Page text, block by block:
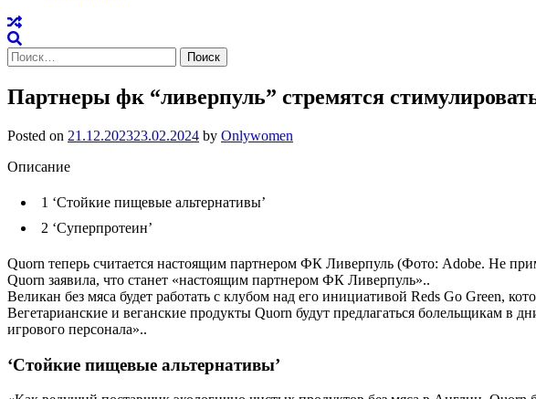
Найти:
Партнеры фк “ливерпуль” стремятся
Posted on 21.12.202323.02.2024 by Onlywomen
Описание
1 ‘Стойкие пищевые альтернативы’
2 ‘Суперпротеин’
Quorn теперь считается настоящим партнером ФК Ливерпуль (Фото: Adobe. Не
Quorn заявила, что станет «настоящим партнером ФК Ливерпуль»..
Великан без мяса будет работать с клубом над его инициативой Reds Go Green,
Вегетарианские и веганские продукты Quorn будут предлагаться болельщикам в
игрового персонала»..
‘Стойкие пищевые альтернативы’